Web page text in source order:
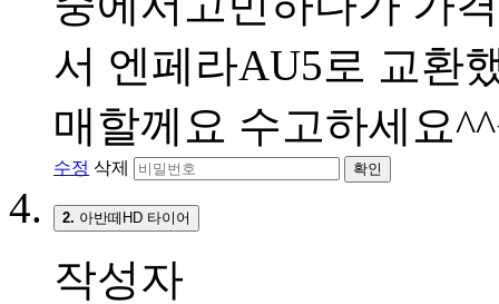
서 엔페라AU5로 교환
매할께요 수고하세요
수정 삭제 확인
2. 아반떼HD 타이어
작성자